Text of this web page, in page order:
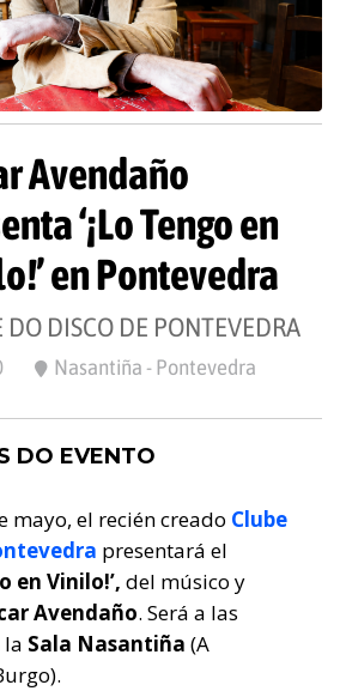
Avendaño
‘¡Lo Tengo en
en Pontevedra
DO DISCO DE PONTEVEDRA
Nasantiña - Pontevedra
DO EVENTO
mayo, el recién creado Clube
presentará el
en Vinilo!’, del músico y
Avendaño. Será a las
la Sala Nasantiña (A